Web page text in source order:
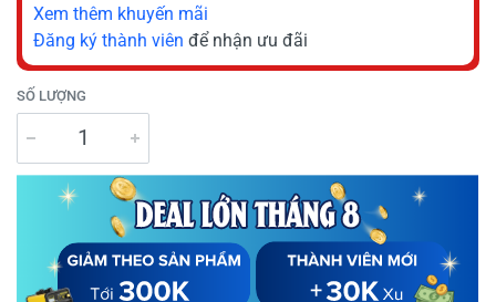
Xem thêm khuyến mãi
Đăng ký thành viên để nhận ưu đãi
SỐ LƯỢNG